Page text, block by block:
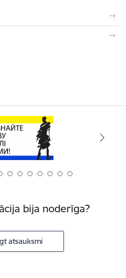
bija noderīga?
atsauksmi